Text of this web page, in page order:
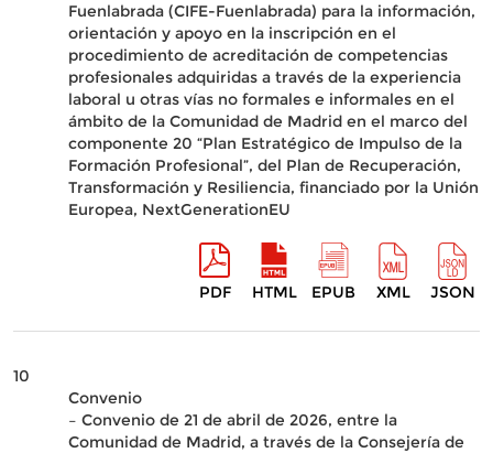
Fuenlabrada (CIFE-Fuenlabrada) para la información,
orientación y apoyo en la inscripción en el
procedimiento de acreditación de competencias
profesionales adquiridas a través de la experiencia
laboral u otras vías no formales e informales en el
ámbito de la Comunidad de Madrid en el marco del
componente 20 “Plan Estratégico de Impulso de la
Formación Profesional”, del Plan de Recuperación,
Transformación y Resiliencia, financiado por la Unión
Europea, NextGenerationEU
PDF HTML EPUB XML JSON
10
Convenio
– Convenio de 21 de abril de 2026, entre la
Comunidad de Madrid, a través de la Consejería de